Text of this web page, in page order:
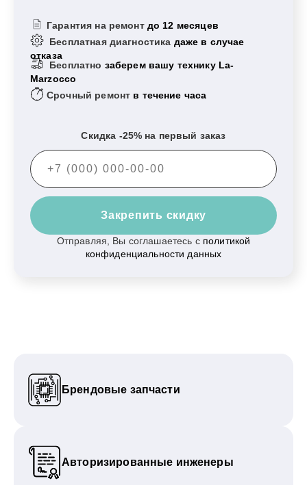
Гарантия на ремонт до 12 месяцев
Бесплатная диагностика даже в случае
отказа
Бесплатно заберем вашу технику La-
Marzocco
Срочный ремонт в течение часа
Скидка -25% на первый заказ
Закрепить скидку
Отправляя, Вы соглашаетесь с политикой
конфиденциальности данных
Брендовые запчасти
Авторизированные инженеры